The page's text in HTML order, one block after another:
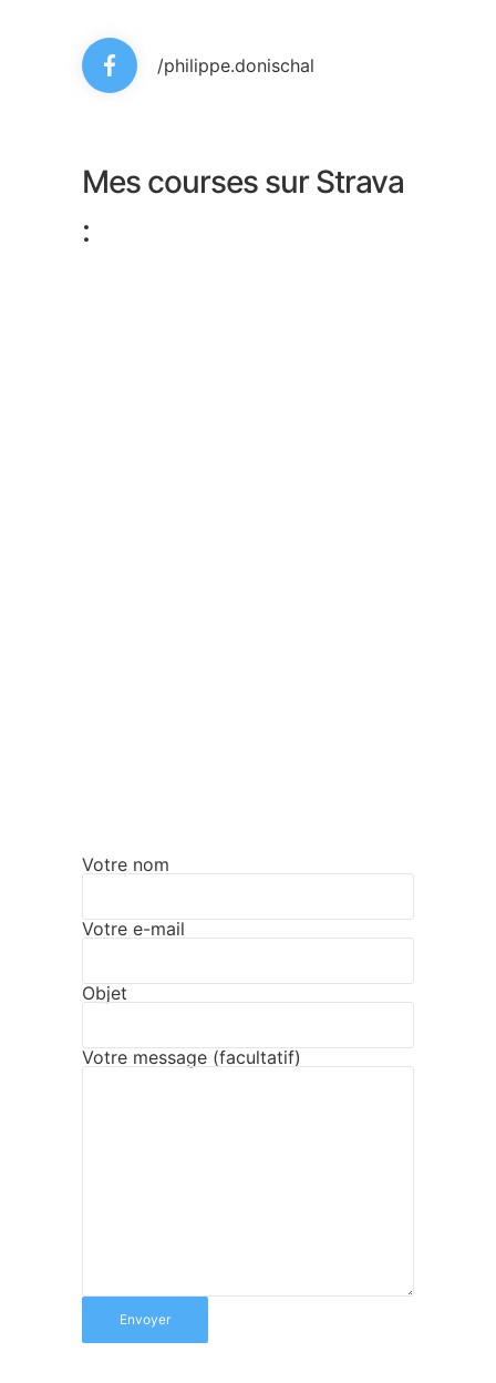
/philippe.donischal
Mes courses sur Strava
:
Votre nom
Votre e-mail
Objet
Votre message (facultatif)